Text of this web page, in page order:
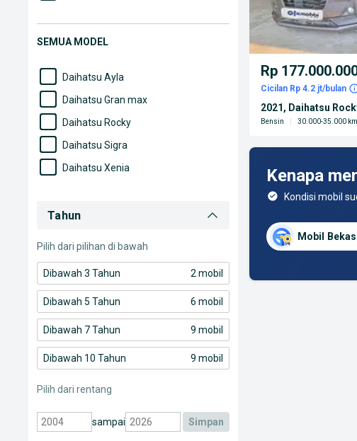
Wuling(2)
SEMUA MODEL
Daihatsu Ayla
Daihatsu Gran max
Daihatsu Rocky
Daihatsu Sigra
Daihatsu Xenia
Tahun
Pilih dari pilihan di bawah
Dibawah 3 Tahun 2 mobil
Dibawah 5 Tahun 6 mobil
Dibawah 7 Tahun 9 mobil
Dibawah 10 Tahun 9 mobil
Pilih dari rentang
sampai simpan
Rp
Cicilan Rp 4.2 jt/bulan
2021, Daihatsu
Bensin 30.000-35.000 km
Kenapa
Kondisi mobil
Mobil